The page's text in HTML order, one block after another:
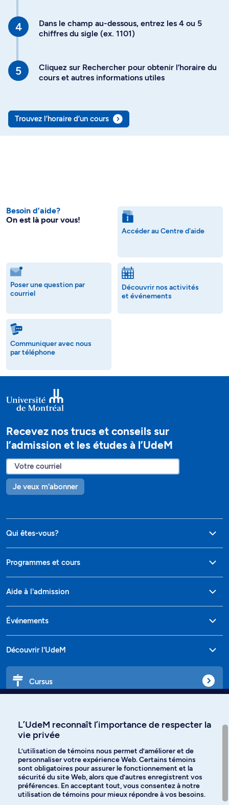
Dans le champ au-dessous, entrez les 4 ou 5
chiffres du sigle (ex. 1101)
Cliquez sur Rechercher pour obtenir l’horaire du
cours et autres informations utiles
Trouvez l’horaire d’un cours
Besoin d’aide?
On est là pour vous!
Accéder au Centre d'aide
Poser une question par
courriel
Découvrir nos activités
et événements
Communiquer avec nous
par téléphone
Recevez nos trucs et conseils sur
l’admission et les études à l’UdeM
Je veux m'abonner
Qui êtes-vous?
Programmes et cours
Aide à l'admission
Événements
Découvrir l'UdeM
Cursus
Langues
Facebook Instagram
L’UdeM reconnaît l’importance de respecter la
vie privée
L’utilisation de témoins nous permet d’améliorer et de
personnaliser votre expérience Web. Certains témoins
sont obligatoires pour assurer le fonctionnement et la
sécurité du site Web, alors que d’autres enregistrent vos
préférences. En acceptant tout, vous consentez à notre
utilisation de témoins pour mieux répondre à vos besoins.